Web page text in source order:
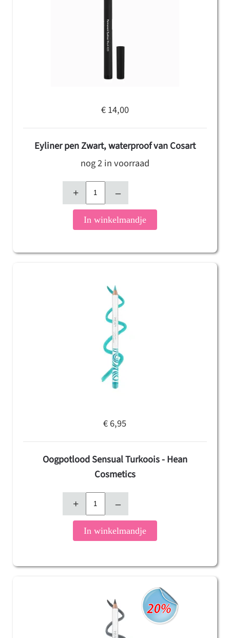
€ 14,00
Eyliner pen Zwart, waterproof van Cosart
nog 2 in voorraad
+ –
In winkelmandje
€ 6,95
Oogpotlood Sensual Turkoois - Hean
Cosmetics
+ –
In winkelmandje